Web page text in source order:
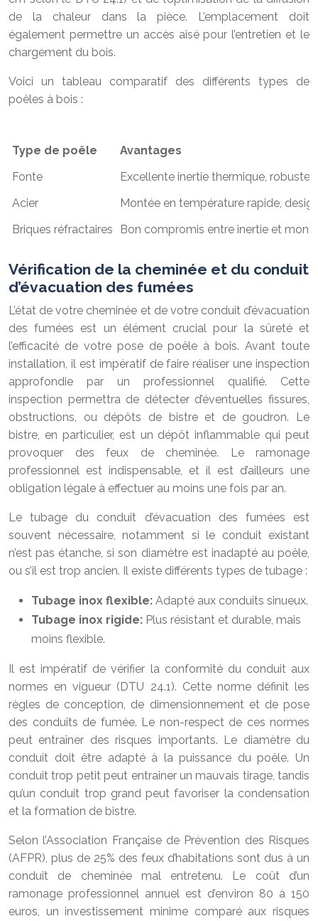
de la chaleur dans la pièce. L’emplacement doit
également permettre un accès aisé pour l’entretien et le
chargement du bois.
Voici un tableau comparatif des différents types de
poêles à bois :
Type de poêle
Avantages
Fonte
Excellente inertie thermique,
Acier
Montée en température rapide,
Briques réfractaires
Bon compromis entre inertie et
Vérification de la cheminée et du conduit
d’évacuation des fumées
L’état de votre cheminée et de votre conduit d’évacuation
des fumées est un élément crucial pour la sûreté et
l’efficacité de votre pose de poêle à bois. Avant toute
installation, il est impératif de faire réaliser une inspection
approfondie par un professionnel qualifié. Cette
inspection permettra de détecter d’éventuelles fissures,
obstructions, ou dépôts de bistre et de goudron. Le
bistre, en particulier, est un dépôt inflammable qui peut
provoquer des feux de cheminée. Le ramonage
professionnel est indispensable, et il est d’ailleurs une
obligation légale à effectuer au moins une fois par an.
Le tubage du conduit d’évacuation des fumées est
souvent nécessaire, notamment si le conduit existant
n’est pas étanche, si son diamètre est inadapté au poêle,
ou s’il est trop ancien. Il existe différents types de tubage :
Tubage inox flexible: Adapté aux conduits sinueux.
Tubage inox rigide: Plus résistant et durable, mais
moins flexible.
Il est impératif de vérifier la conformité du conduit aux
normes en vigueur (DTU 24.1). Cette norme définit les
règles de conception, de dimensionnement et de pose
des conduits de fumée. Le non-respect de ces normes
peut entraîner des risques importants. Le diamètre du
conduit doit être adapté à la puissance du poêle. Un
conduit trop petit peut entrainer un mauvais tirage, tandis
qu’un conduit trop grand peut favoriser la condensation
et la formation de bistre.
Selon l’Association Française de Prévention des Risques
(AFPR), plus de 25% des feux d’habitations sont dus à un
conduit de cheminée mal entretenu. Le coût d’un
ramonage professionnel annuel est d’environ 80 à 150
euros, un investissement minime comparé aux risques